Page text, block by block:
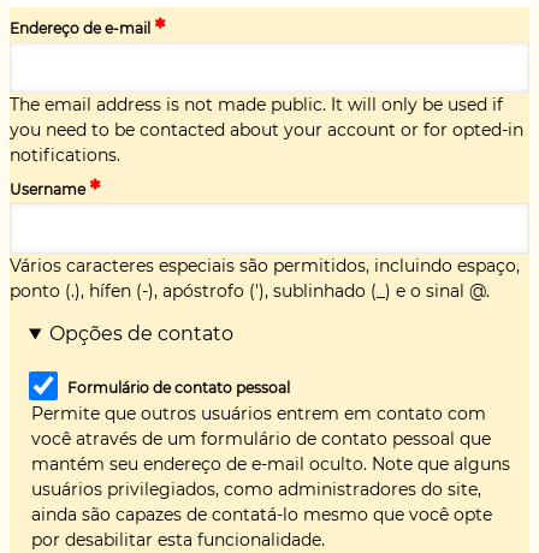
Endereço de e-mail
The email address is not made public. It will only be used if
you need to be contacted about your account or for opted-in
notifications.
Username
Vários caracteres especiais são permitidos, incluindo espaço,
ponto (.), hífen (-), apóstrofo ('), sublinhado (_) e o sinal @.
Opções de contato
Formulário de contato pessoal
Permite que outros usuários entrem em contato com
você através de um formulário de contato pessoal que
mantém seu endereço de e-mail oculto. Note que alguns
usuários privilegiados, como administradores do site,
ainda são capazes de contatá-lo mesmo que você opte
por desabilitar esta funcionalidade.